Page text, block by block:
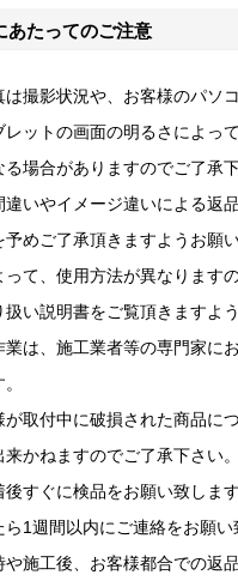
あたってのご注意
は撮影状況や、お客様のパソ
レットの画面の明るさによっ
る場合がありますのでご了承下
いやイメージ違いによる返
予めご了承頂きますようお願い
って、使用方法が異なります
扱い説明書をご覧頂きますよ
業は、施工業者等の専門家に
取付中に破損された商品に
来かねますのでご了承下さい。
後すぐに検品をお願い致しま
ら1週間以内にご連絡をお願い
施工後、お客様都合での返